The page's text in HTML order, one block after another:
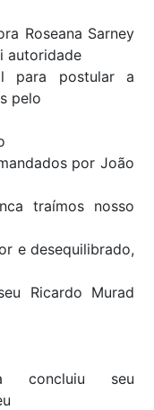
Roseana Sarney
autoridade
para postular a
pelo
por João
traímos nosso
e desequilibrado,
Ricardo Murad
concluiu seu